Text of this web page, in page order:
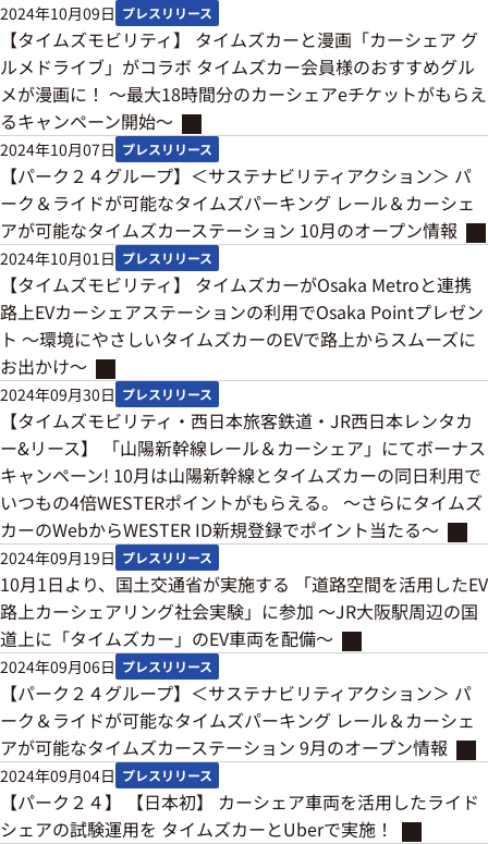
2024年10月09日 プレスリリース
【タイムズモビリティ】 タイムズカーと漫画「カーシェア グ
ルメドライブ」がコラボ タイムズカー会員様のおすすめグル
メが漫画に！ ～最大18時間分のカーシェアeチケットがもらえ
るキャンペーン開始～
2024年10月07日 プレスリリース
【パーク２４グループ】＜サステナビリティアクション＞ パ
ーク＆ライドが可能なタイムズパーキング レール＆カーシェ
アが可能なタイムズカーステーション 10月のオープン情報
2024年10月01日 プレスリリース
【タイムズモビリティ】 タイムズカーがOsaka Metroと連携
路上EVカーシェアステーションの利用でOsaka Pointプレゼン
ト ～環境にやさしいタイムズカーのEVで路上からスムーズに
お出かけ～
2024年09月30日 プレスリリース
【タイムズモビリティ・西日本旅客鉄道・JR西日本レンタカ
ー&リース】 「山陽新幹線レール＆カーシェア」にてボーナス
キャンペーン! 10月は山陽新幹線とタイムズカーの同日利用で
いつもの4倍WESTERポイントがもらえる。 ～さらにタイムズ
カーのWebからWESTER ID新規登録でポイント当たる～
2024年09月19日 プレスリリース
10月1日より、国土交通省が実施する 「道路空間を活用したEV
路上カーシェアリング社会実験」に参加 ～JR大阪駅周辺の国
道上に「タイムズカー」のEV車両を配備～
2024年09月06日 プレスリリース
【パーク２４グループ】＜サステナビリティアクション＞ パ
ーク＆ライドが可能なタイムズパーキング レール＆カーシェ
アが可能なタイムズカーステーション 9月のオープン情報
2024年09月04日 プレスリリース
【パーク２４】 【日本初】 カーシェア車両を活用したライド
シェアの試験運用を タイムズカーとUberで実施！